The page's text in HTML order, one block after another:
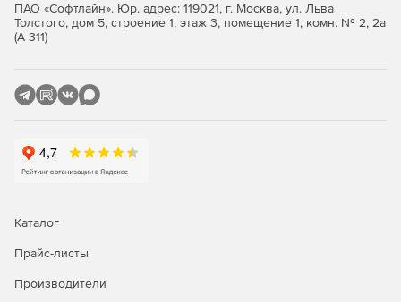
ПАО «Софтлайн». Юр. адрес: 119021, г. Москва, ул. Льва
Толстого, дом 5, строение 1, этаж 3, помещение 1, комн. № 2, 2а
(А-311)
Каталог
Прайс-листы
Производители